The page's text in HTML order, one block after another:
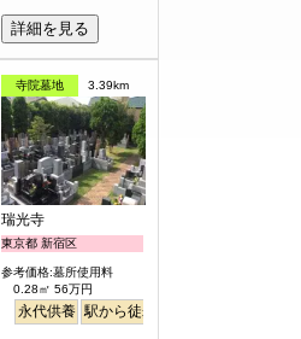
詳細を見る
駅から徒歩
寺院墓地 3.39km
瑞光寺
東京都 新宿区
参考価格:墓所使用料
0.28㎡ 56万円
永代供養 駅から徒歩